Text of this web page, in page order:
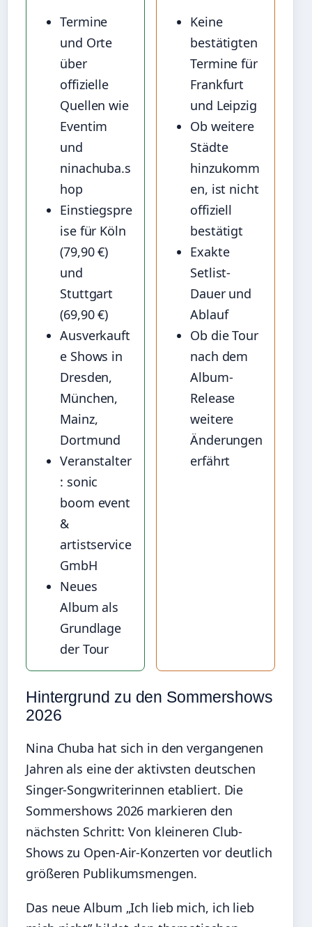
Termine
und Orte
über
offizielle
Quellen wie
Eventim
und
ninachuba.s
hop
Einstiegspre
ise für Köln
(79,90 €)
und
Stuttgart
(69,90 €)
Ausverkauft
e Shows in
Dresden,
München,
Mainz,
Dortmund
Veranstalter
: sonic
boom event
&
artistservice
GmbH
Neues
Album als
Grundlage
der Tour
Keine
bestätigten
Termine für
Frankfurt
und Leipzig
Ob weitere
Städte
hinzukomm
en, ist nicht
offiziell
bestätigt
Exakte
Setlist-
Dauer und
Ablauf
Ob die Tour
nach dem
Album-
Release
weitere
Änderungen
erfährt
Hintergrund zu den Sommershows
2026
Nina Chuba hat sich in den vergangenen
Jahren als eine der aktivsten deutschen
Singer-Songwriterinnen etabliert. Die
Sommershows 2026 markieren den
nächsten Schritt: Von kleineren Club-
Shows zu Open-Air-Konzerten vor deutlich
größeren Publikumsmengen.
Das neue Album „Ich lieb mich, ich lieb